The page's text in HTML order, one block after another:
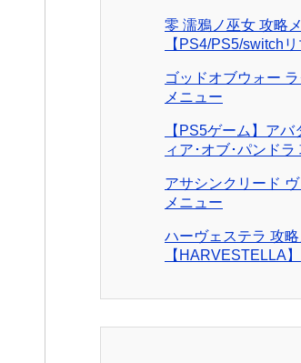
零 濡鴉ノ巫女 攻略
【PS4/PS5/switchリ
ゴッドオブウォー
メニュー
【PS5ゲーム】ア
ィア･オブ･パンドラ
アサシンクリード
メニュー
ハーヴェステラ 攻
【HARVESTELLA】